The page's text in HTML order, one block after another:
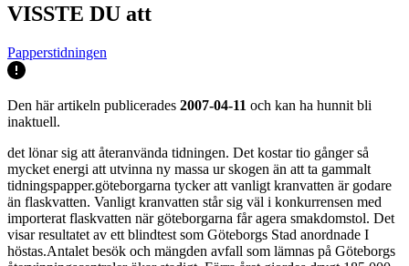
VISSTE DU att
Papperstidningen
Den här artikeln publicerades 2007-04-11 och kan ha hunnit bli
inaktuell.
det lönar sig att återanvända tidningen. Det kostar tio gånger så
mycket energi att utvinna ny massa ur skogen än att ta gammalt
tidningspapper.göteborgarna tycker att vanligt kranvatten är godare
än flaskvatten. Vanligt kranvatten står sig väl i konkurrensen med
importerat flaskvatten när göteborgarna får agera smakdomstol. Det
visar resultatet av ett blindtest som Göteborgs Stad anordnade I
höstas.Antalet besök och mängden avfall som lämnas på Göteborgs